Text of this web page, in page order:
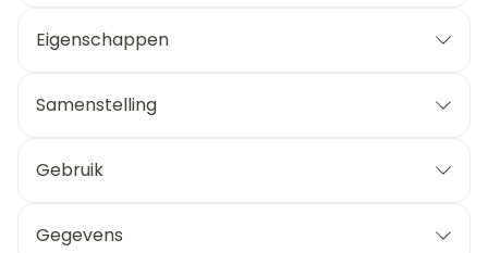
Eigenschappen
Samenstelling
Gebruik
Gegevens